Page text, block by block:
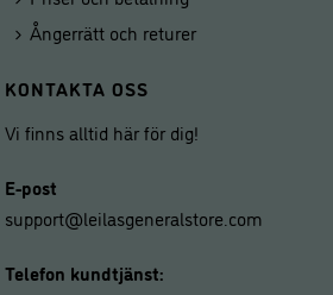
Ångerrätt och returer
KONTAKTA OSS
Vi finns alltid här för dig!
E-post
support@leilasgeneralstore.com
Telefon kundtjänst: